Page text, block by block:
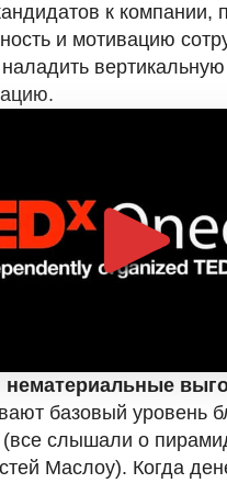
к компании,
и мотивацию
вертикальную
нематериальные
базовый уровень
(все слышали о
Маслоу). Когда